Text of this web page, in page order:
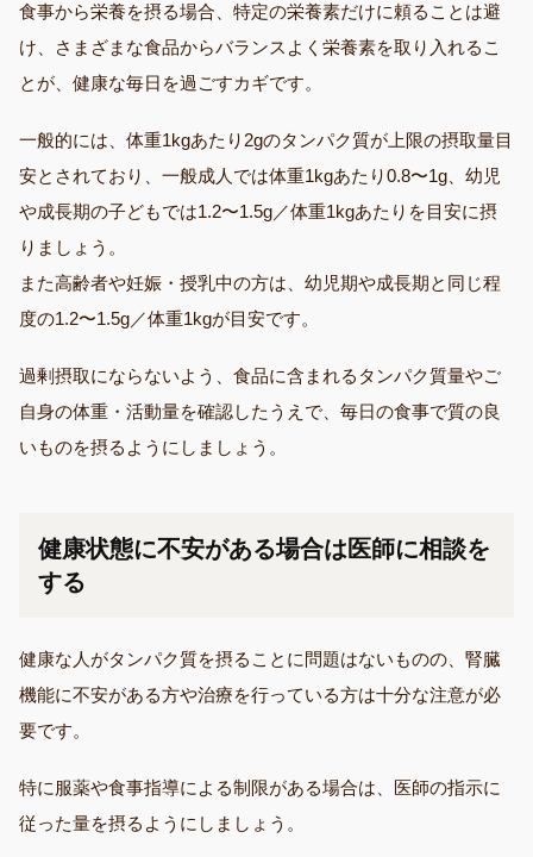
食事から栄養を摂る場合、特定の栄養素だけに頼ることは避
け、さまざまな食品からバランスよく栄養素を取り入れるこ
とが、健康な毎日を過ごすカギです。
一般的には、体重1kgあたり2gのタンパク質が上限の摂取量目
安とされており、一般成人では体重1kgあたり0.8〜1g、幼児
や成長期の子どもでは1.2〜1.5g／体重1kgあたりを目安に摂
りましょう。
また高齢者や妊娠・授乳中の方は、幼児期や成長期と同じ程
度の1.2〜1.5g／体重1kgが目安です。
過剰摂取にならないよう、食品に含まれるタンパク質量やご
自身の体重・活動量を確認したうえで、毎日の食事で質の良
いものを摂るようにしましょう。
健康状態に不安がある場合は医師に相談を
する
健康な人がタンパク質を摂ることに問題はないものの、腎臓
機能に不安がある方や治療を行っている方は十分な注意が必
要です。
特に服薬や食事指導による制限がある場合は、医師の指示に
従った量を摂るようにしましょう。